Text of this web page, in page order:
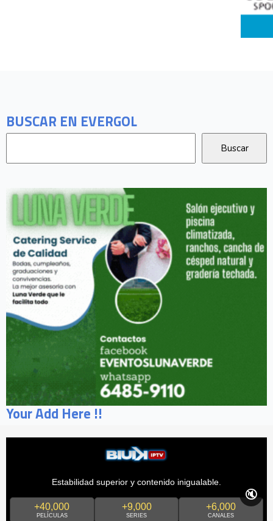
BUSCAR EN EVERGOL
Your Add Here !!
Estabilidad superior y contenido inigualable.
+40,000
PELÍCULAS
+9,000
SERIES
+6,000
CANALES
🔇